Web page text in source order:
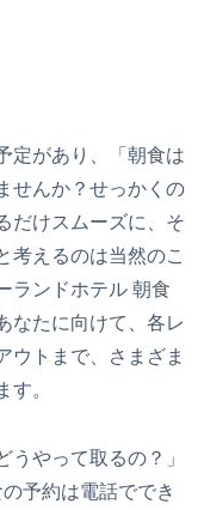
定があり、「朝食は
せんか？せっかくの
だけスムーズに、そ
考えるのは当然のこ
ランドホテル 朝食
なたに向けて、各レ
ウトまで、さまざま
す。
うやって取るの？」
予約は電話ででき